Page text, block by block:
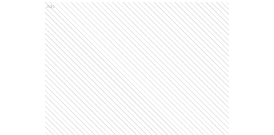
Ads